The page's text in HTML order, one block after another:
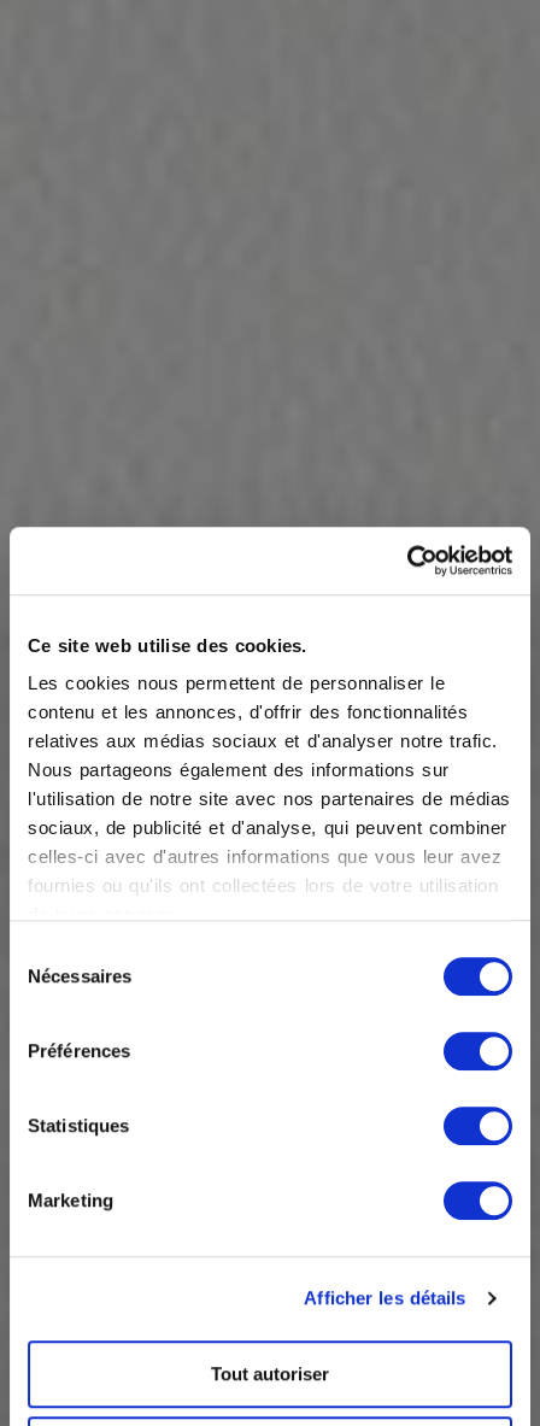
Ce site web utilise des cookies.
Les cookies nous permettent de personnaliser le
contenu et les annonces, d'offrir des fonctionnalités
relatives aux médias sociaux et d'analyser notre trafic.
Nous partageons également des informations sur
l'utilisation de notre site avec nos partenaires de médias
sociaux, de publicité et d'analyse, qui peuvent combiner
celles-ci avec d'autres informations que vous leur avez
fournies ou qu'ils ont collectées lors de votre utilisation
Nécessaires
Préférences
Statistiques
Marketing
Afficher les détails
Tout autoriser
Canapés